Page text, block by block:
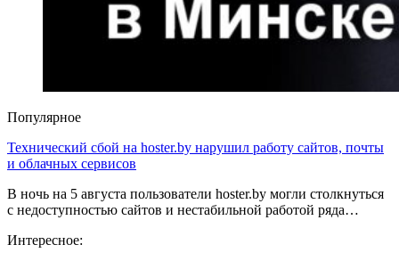
Популярное
Технический сбой на hoster.by нарушил работу сайтов, почты
и облачных сервисов
В ночь на 5 августа пользователи hoster.by могли столкнуться
с недоступностью сайтов и нестабильной работой ряда…
Интересное: